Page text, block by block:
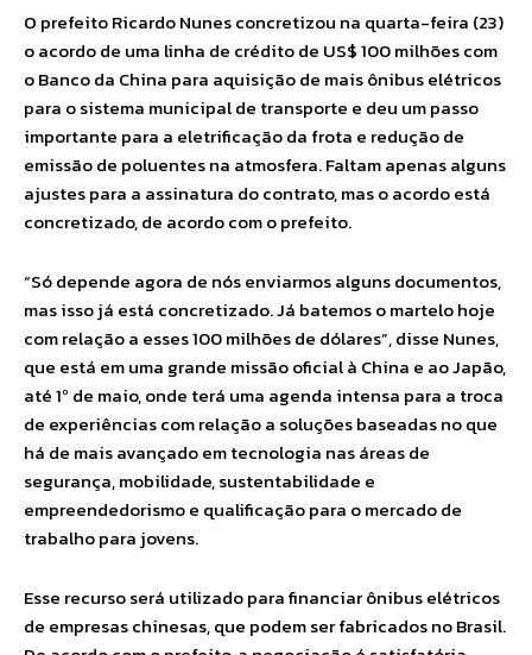
O prefeito Ricardo Nunes concretizou na quarta-feira (23)
o acordo de uma linha de crédito de US$ 100 milhões com
o Banco da China para aquisição de mais ônibus elétricos
para o sistema municipal de transporte e deu um passo
importante para a eletrificação da frota e redução de
emissão de poluentes na atmosfera. Faltam apenas alguns
ajustes para a assinatura do contrato, mas o acordo está
concretizado, de acordo com o prefeito.
“Só depende agora de nós enviarmos alguns documentos,
mas isso já está concretizado. Já batemos o martelo hoje
com relação a esses 100 milhões de dólares”, disse Nunes,
que está em uma grande missão oficial à China e ao Japão,
até 1º de maio, onde terá uma agenda intensa para a troca
de experiências com relação a soluções baseadas no que
há de mais avançado em tecnologia nas áreas de
segurança, mobilidade, sustentabilidade e
empreendedorismo e qualificação para o mercado de
trabalho para jovens.
Esse recurso será utilizado para financiar ônibus elétricos
de empresas chinesas, que podem ser fabricados no Brasil.